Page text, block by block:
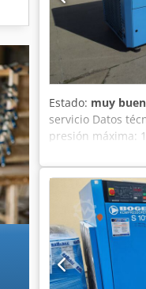
CompAir,
Estado: muy
servicio Datos
presión máxima:
23.247 PLN El